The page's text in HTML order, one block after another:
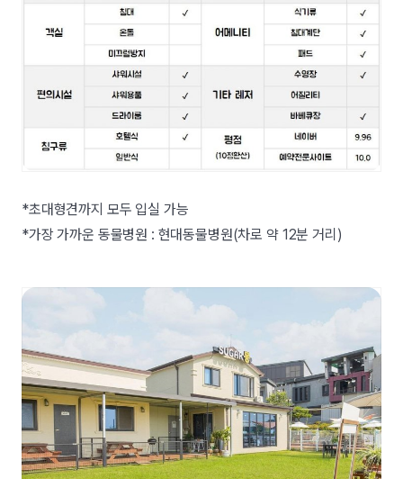
*초대형견까지 모두 입실 가능
*가장 가까운 동물병원 : 현대동물병원(차로 약 12분 거리)